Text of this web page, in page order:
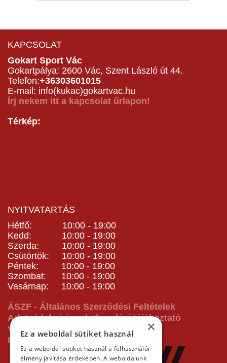
KAPCSOLAT
Gokart Sport Vác
Gokartpálya: 2600 Vác, Szent László út 44.
Telefon:+36303601015
E-mail: info(kukac)gokartvac.hu
Írj nekem itt a kapcsolat űrlapon!
Térkép:
NYITVATARTÁS
Hétfő: 10:00 - 19:00
Kedd: 10:00 - 19:00
Szerda: 10:00 - 19:00
Csütörtök: 10:00 - 19:00
Péntek: 10:00 - 19:00
Szombat: 10:00 - 19:00
Vasárnap: 10:00 - 19:00
ÁSZF - Általános Szerződési Feltételek
Adatvédelmi és adatkezelési tájékoztató
Vásárlás előtti tájékoztató
Impresszum
×
Ez a weboldal sütiket használ
Ez a weboldal sütiket használ a felhasználói
élmény javítása érdekében. A weboldalunk